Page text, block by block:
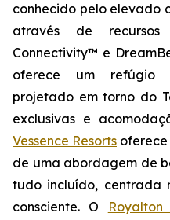
conhecido pelo elevado
através de recursos
Connectivity™ e
oferece um refúgio
projetado em torno do
exclusivas e
Vessence Resorts oferece
de uma abordagem de
tudo incluído, centrada
consciente. O
Royalton